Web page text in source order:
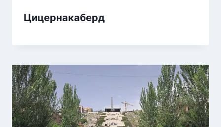
Цицернакаберд